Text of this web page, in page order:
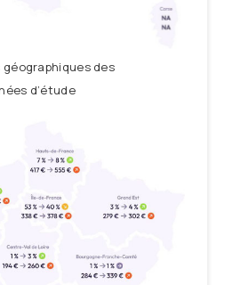
géographiques des
d’étude